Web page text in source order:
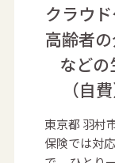
クラウ
高齢者
などの
（自
東京都 羽村
保険では対